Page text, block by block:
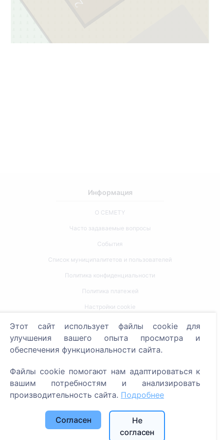
2
Информация
О CEMETY
Часто задаваемые вопросы
События
Список муниципалитетов и пользователей
Политика конфиденциальности
Политика платежей
Настройки cookie
Поиск
Поиск усопших
Услуги
Контакты
SIA "CEMETY", LV40103618951
Этот сайт использует файлы cookie для
улучшения вашего опыта просмотра и
обеспечения функциональности сайта.
Файлы cookie помогают нам адаптироваться к
вашим потребностям и анализировать
производительность сайта. Подробнее
Согласен
Не
согласен